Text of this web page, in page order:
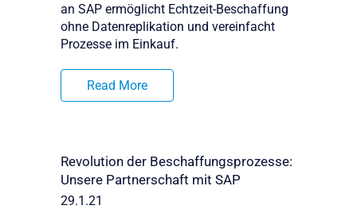
an SAP ermöglicht Echtzeit-Beschaffung
ohne Datenreplikation und vereinfacht
Prozesse im Einkauf.
Read More
Revolution der Beschaffungsprozesse:
Unsere Partnerschaft mit SAP
29.1.21